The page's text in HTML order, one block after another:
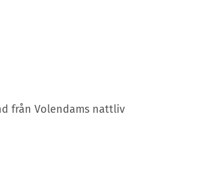
från Volendams nattliv